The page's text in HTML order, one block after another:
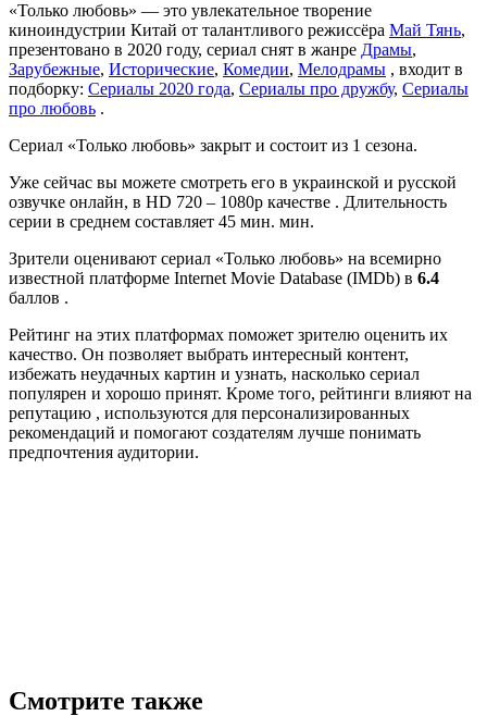
«Только любовь» — это увлекательное творение
киноиндустрии Китай от талантливого режиссёра Май Тянь,
презентовано в 2020 году, сериал снят в жанре Драмы,
Зарубежные, Исторические, Комедии, Мелодрамы , входит в
подборку: Сериалы 2020 года, Сериалы про дружбу, Сериалы
про любовь .
Сериал «Только любовь» закрыт и состоит из 1 сезона.
Уже сейчас вы можете смотреть его в украинской и русской
озвучке онлайн, в HD 720 – 1080p качестве . Длительность
серии в среднем составляет 45 мин. мин.
Зрители оценивают сериал «Только любовь» на всемирно
известной платформе Internet Movie Database (IMDb) в 6.4
баллов .
Рейтинг на этих платформах поможет зрителю оценить их
качество. Он позволяет выбрать интересный контент,
избежать неудачных картин и узнать, насколько сериал
популярен и хорошо принят. Кроме того, рейтинги влияют на
репутацию , используются для персонализированных
рекомендаций и помогают создателям лучше понимать
предпочтения аудитории.
Смотрите также